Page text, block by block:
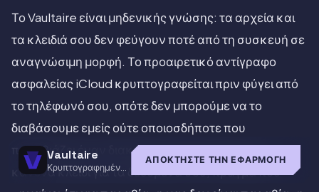
Το Vaultaire είναι μηδενικής γνώσης: τα αρχεία και
τα κλειδιά σου δεν φεύγουν ποτέ από τη συσκευή σε
αναγνώσιμη μορφή. Το προαιρετικό αντίγραφο
ασφαλείας iCloud κρυπτογραφείται πριν φύγει από
το τηλέφωνό σου, οπότε δεν μπορούμε να το
διαβάσουμε εμείς ούτε οποιοσδήποτε που
παραβιάζει έναν διακομιστή. Δεν κατέχουμε
κανένα κλειδί για τα δεδομένα σου, πράγμα που
Vaultaire
Κρυπτογραφημένο
iOS
ΑΠΟΚΤΉΣΤΕ ΤΗΝ ΕΦΑΡΜΟΓΉ